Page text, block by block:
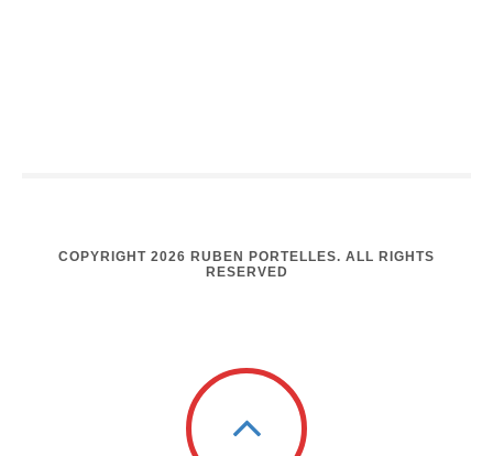
COPYRIGHT 2026 RUBEN PORTELLES. ALL RIGHTS
RESERVED